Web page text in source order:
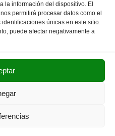
la información del dispositivo. El
permitirá procesar datos como el
únicas en este sitio.
puede afectar negativamente a
PÁGINA SIGUIENTE
AVISO LEGAL